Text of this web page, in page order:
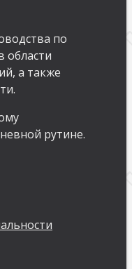
по
области
а также
рутине.